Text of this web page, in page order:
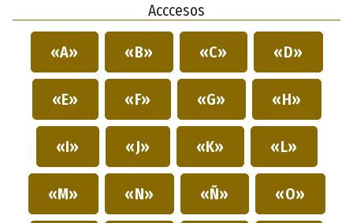
Acccesos
«A» «B» «C» «D»
«E» «F» «G» «H»
«I» «J» «K» «L»
«M» «N» «Ñ» «O»